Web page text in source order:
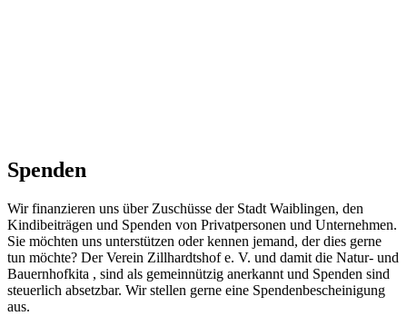
Spenden
Wir finanzieren uns über Zuschüsse der Stadt Waiblingen, den
Kindibeiträgen und Spenden von Privatpersonen und Unternehmen.
Sie möchten uns unterstützen oder kennen jemand, der dies gerne
tun möchte? Der Verein Zillhardtshof e. V. und damit die Natur- und
Bauernhofkita , sind als gemeinnützig anerkannt und Spenden sind
steuerlich absetzbar. Wir stellen gerne eine Spendenbescheinigung
aus.